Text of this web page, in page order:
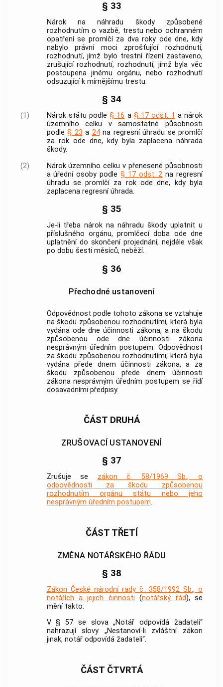
§ 33
Nárok na náhradu škody způsobené
rozhodnutím o vazbě, trestu nebo ochranném
opatření se promlčí za dva roky ode dne, kdy
nabylo právní moci zprošťující rozhodnutí,
rozhodnutí, jímž bylo trestní řízenízastaveno,
zrušující rozhodnutí, rozhodnutí, jímž byla věc
postoupena jinému orgánu, nebo rozhodnutí
odsuzující k mírnějšímu trestu.
§ 34
(1) Nárok státu podle§ 16 a § 17 odst. 1 a nárok
územního celku v samostatné působnosti
podle § 23 a 24na regresní úhradu se promlčí
za rok ode dne, kdy byla zaplacena náhrada
škody.
(2)
Nárok územního celku v přenesené působnosti
a úřední osoby podle § 17 odst. 2 na regresní
úhradu se promlčí za rok ode dne, kdy byla
zaplacena regresní úhrada.
§ 35
Je-li třeba nárok na náhradu škody uplatnit u
příslušného orgánu, promlčecí doba ode dne
uplatnění do skončení projednání, nejdéle však
po dobu šesti měsíců, neběží.
§ 36
Přechodné ustanovení
Odpovědnost podle tohoto zákona se vztahuje
na škodu způsobenou rozhodnutími, která byla
vydána ode dne účinnosti zákona, a na škodu
způsobenou ode dne účinnosti zákona
nesprávným úředním postupem. Odpovědnost
za škodu způsobenou rozhodnutími, která byla
vydána přede dnem účinnosti zákona, a za
škodu způsobenou přede dnem účinnosti
zákona nesprávným úředním postupem se řídí
dosavadními předpisy.
ČÁST DRUHÁ
ZRUŠOVACÍ USTANOVENÍ
§ 37
Zrušuje se zákon č. 58/1969 Sb., o
odpovědnosti za škodu způsobenou
rozhodnutím orgánu státu nebo jeho
nesprávným úředním postupem.
ČÁST TŘETÍ
ZMĚNA NOTÁŘSKÉHO ŘÁDU
§ 38
Zákon České národní rady č. 358/1992 Sb., o
notářích a jejich činnosti (notářský řád), se
mění takto:
V § 57 se slova „Notář odpovídá žadateli“
nahrazují slovy „Nestanoví-li zvláštní zákon
jinak, notář odpovídá žadateli“.
ČÁST ČTVRTÁ